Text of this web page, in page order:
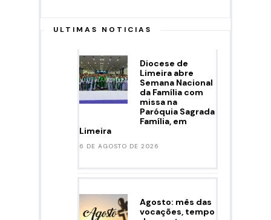
ULTIMAS NOTICIAS
Diocese de
Limeira abre
Semana Nacional
da Família com
missa na
Paróquia Sagrada
Família, em
Limeira
6 DE AGOSTO DE 2026
Agosto: mês das
vocações, tempo